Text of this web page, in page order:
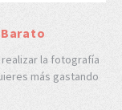
la fotografía
más gastando